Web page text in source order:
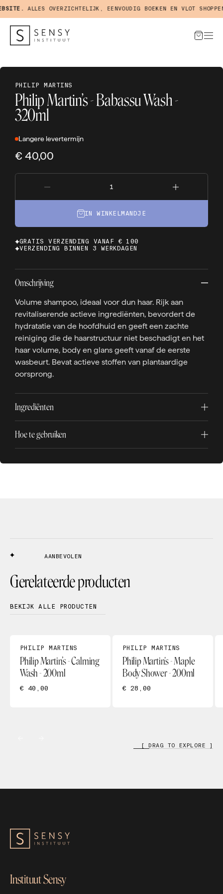
ALLES OVERZICHTELIJK, EENVOUDIG BOEKEN EN VLOT SHOPPEN
PHILIP MARTINS
Philip Martin’s - Babassu Wash -
320ml
Langere levertermijn
€ 40,00
IN WINKELMANDJE
GRATIS VERZENDING VANAF € 100
VERZENDING BINNEN 3 WERKDAGEN
Omschrijving
Volume shampoo, ideaal voor dun haar. Rijk aan
revitaliserende actieve ingrediënten, bevordert de
hydratatie van de hoofdhuid en geeft een zachte
reiniging die de haarstructuur niet beschadigt en het
haar volume, body en glans geeft vanaf de eerste
wasbeurt. Bevat actieve stoffen van plantaardige
oorsprong.
Ingrediënten
Hoe te gebruiken
AANBEVOLEN
Gerelateerde producten
BEKIJK ALLE PRODUCTEN
PHILIP MARTINS
Philip Martin’s - Calming
Wash - 200ml
€ 40,00
PHILIP MARTINS
Philip Martin's - Maple
Body Shower - 200ml
€ 28,00
[ DRAG TO EXPLORE ]
Instituut Sensy